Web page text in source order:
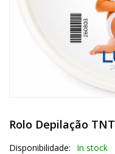
Rolo Depilação
Disponibilidade: In stock